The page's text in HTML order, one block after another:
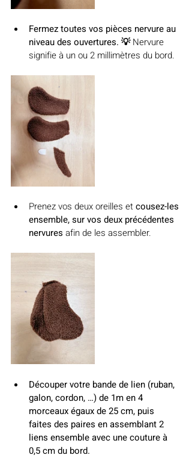
Fermez toutes vos pièces nervure au
niveau des ouvertures. 💡 Nervure
signifie à un ou 2 millimètres du bord.
Prenez vos deux oreilles et cousez-les
ensemble, sur vos deux précédentes
nervures afin de les assembler.
Découper votre bande de lien (ruban,
galon, cordon, …) de 1m en 4
morceaux égaux de 25 cm, puis
faites des paires en assemblant 2
liens ensemble avec une couture à
0,5 cm du bord.